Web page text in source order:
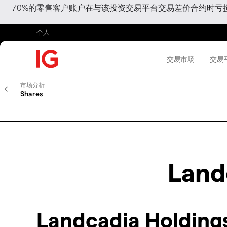
70%的零售客户账户在与该投资交易平台交易差价合约时
个人
交易市场 交易
市场分析
Shares
Landcadia